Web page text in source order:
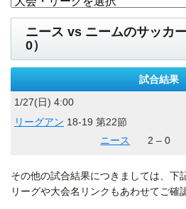
ニース vs ニームのサッカ
0）
試合結果
1/27(日) 4:00
リーグアン 18-19 第22節
ニース
2 – 0
その他の試合結果につきましては、下
リーグや大会名リンクもあわせてご確